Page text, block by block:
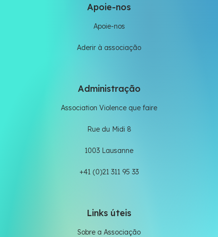
Apoie-nos
Apoie-nos
Aderir à associação
Administração
Association Violence que faire
Rue du Midi 8
1003 Lausanne
+41 (0)21 311 95 33
Links úteis
Sobre a Associação